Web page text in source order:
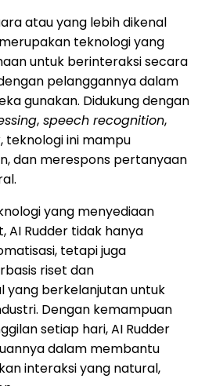
atau yang lebih dikenal
teknologi yang
untuk berinteraksi secara
pelanggannya dalam
gunakan. Didukung dengan
, speech recognition,
, teknologi ini mampu
dan merespons pertanyaan
yang menyediaan
AI Rudder tidak hanya
tetapi juga
riset dan
yang berkelanjutan untuk
Dengan kemampuan
setiap hari, AI Rudder
dalam membantu
interaksi yang natural,